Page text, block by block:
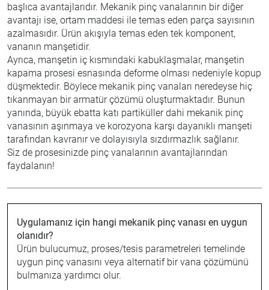
başlıca avantajlarıdır. Mekanik pinç vanalarının bir diğer
avantajı ise, ortam maddesi ile temas eden parça sayısının
azalmasıdır. Ürün akışıyla temas eden tek komponent,
vananın manşetidir.
Ayrıca, manşetin iç kısmındaki kabuklaşmalar, manşetin
kapama prosesi esnasında deforme olması nedeniyle kopup
düşmektedir. Böylece mekanik pinç vanaları neredeyse hiç
tıkanmayan bir armatür çözümü oluşturmaktadır. Bunun
yanında, büyük ebatta katı partiküller dahi mekanik pinç
vanasının aşınmaya ve korozyona karşı dayanıklı manşeti
tarafından kavranır ve dolayısıyla sızdırmazlık sağlanır.
Siz de prosesinizde pinç vanalarının avantajlarından
faydalanın!
Uygulamanız için hangi mekanik pinç vanası en uygun
olanıdır?
Ürün bulucumuz, proses/tesis parametreleri temelinde
uygun pinç vanasını veya alternatif bir vana çözümünü
bulmanıza yardımcı olur.